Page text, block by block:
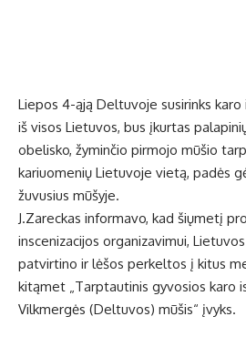
Liepos 4-ąją Deltuvoje susirinks
iš visos Lietuvos, bus įkurtas
obelisko, žyminčio pirmojo mūšio
kariuomenių Lietuvoje vietą, padės
žuvusius mūšyje.
J.Zareckas informavo, kad šiųmetį
inscenizacijos organizavimui,
patvirtino ir lėšos perkeltos į kitus
kitąmet „Tarptautinis gyvosios karo
Vilkmergės (Deltuvos) mūšis“ įvyks.